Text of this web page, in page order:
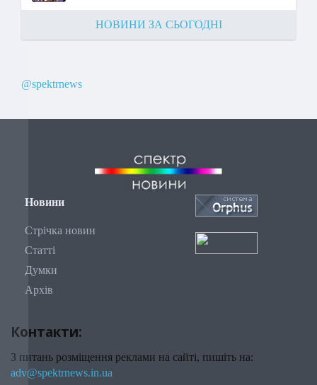
НОВИНИ ЗА СЬОГОДНІ
@spektrnews
Новини
Стрічка новин
Статті
Думки
Архів
Контакти:
З питань розміщення реклами на сайті, пишіть на:
adv@spektrnews.in.ua